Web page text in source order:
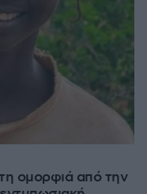
ομορφιά από την